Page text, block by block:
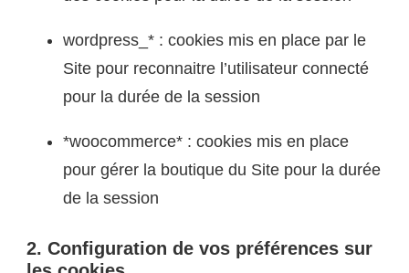
wordpress_* : cookies mis en place par le
Site pour reconnaitre l’utilisateur connecté
pour la durée de la session
*woocommerce* : cookies mis en place
pour gérer la boutique du Site pour la durée
de la session
2. Configuration de vos préférences sur